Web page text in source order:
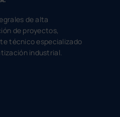
de alta
de proyectos,
técnico especializado
industrial.